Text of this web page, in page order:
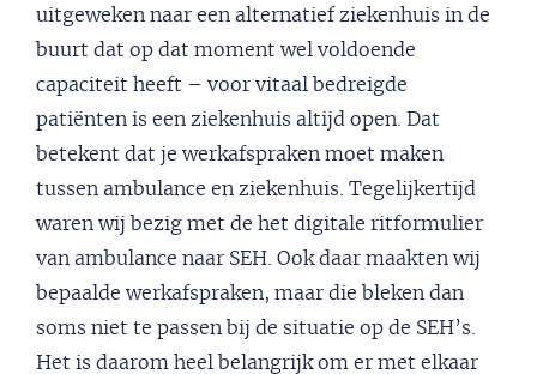
uitgeweken naar een alternatief ziekenhuis in de
buurt dat op dat moment wel voldoende
capaciteit heeft – voor vitaal bedreigde
patiënten is een ziekenhuis altijd open. Dat
betekent dat je werkafspraken moet maken
tussen ambulance en ziekenhuis. Tegelijkertijd
waren wij bezig met de het digitale ritformulier
van ambulance naar SEH. Ook daar maakten wij
bepaalde werkafspraken, maar die bleken dan
soms niet te passen bij de situatie op de SEH’s.
Het is daarom heel belangrijk om er met elkaar